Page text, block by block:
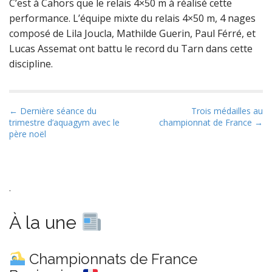
C’est à Cahors que le relais 4×50 m à réalisé cette
performance. L’équipe mixte du relais 4×50 m, 4 nages
composé de Lila Joucla, Mathilde Guerin, Paul Férré, et
Lucas Assemat ont battu le record du Tarn dans cette
discipline.
P
o
s
a
i
a
← Dernière séance du
trimestre d’aquagym avec le
père noël
Trois médailles au
championnat de France →
.
À la une
Championnats de France